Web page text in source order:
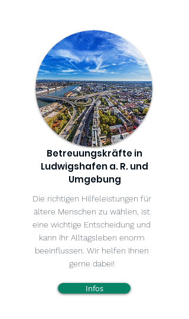
Betreuungskräfte in
Ludwigshafen a. R. und
Umgebung
Die richtigen Hilfeleistungen für
ältere Menschen zu wählen, ist
eine wichtige Entscheidung und
kann Ihr Alltagsleben enorm
beeinflussen. Wir helfen Ihnen
gerne dabei!
Infos